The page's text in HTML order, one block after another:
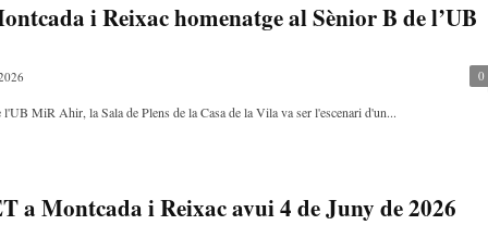
i Reixac homenatge al Sènior B de l’UB
0
MiR Ahir, la Sala de Plens de la Casa de la Vila va ser l'escenari d'un...
a Montcada i Reixac avui 4 de Juny de 2026